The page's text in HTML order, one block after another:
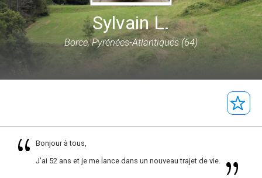
Sylvain L.
Borce, Pyrénées-Atlantiques (64)
Bonjour à tous,
J'ai 52 ans et je me lance dans un nouveau trajet de vie.